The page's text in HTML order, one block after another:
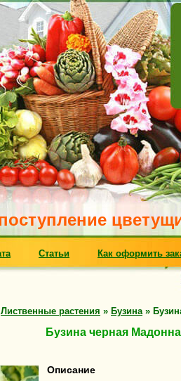
цветущих
Статьи Как оформить
Лиственные растения » Бузина »
Бузина черная Мадонна
Описание